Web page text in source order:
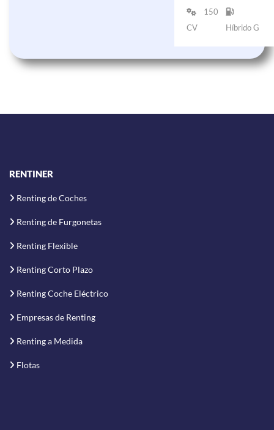
150
CV
Híbrido G
RENTINER
Renting de Coches
Renting de Furgonetas
Renting Flexible
Renting Corto Plazo
Renting Coche Eléctrico
Empresas de Renting
Renting a Medida
Flotas